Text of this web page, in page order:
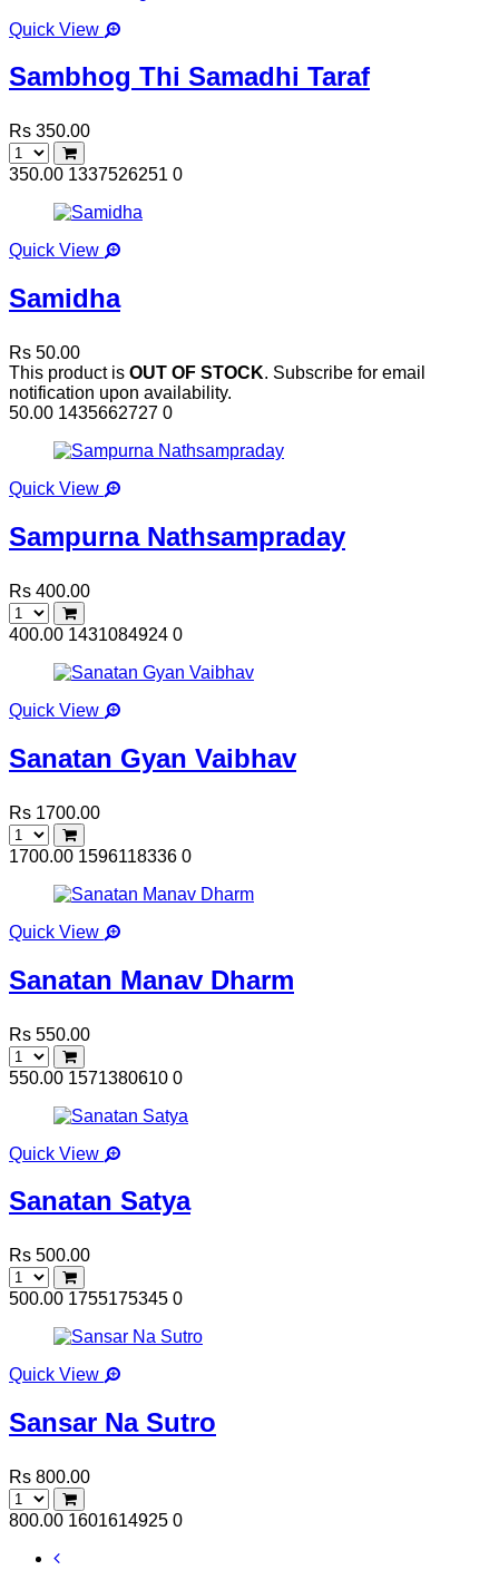
Quick View
Sambhog Thi Samadhi Taraf
Rs 350.00
350.00 1337526251 0
Quick View
Samidha
Rs 50.00
This product is OUT OF STOCK. Subscribe for email
notification upon availability.
50.00 1435662727 0
Quick View
Sampurna Nathsampraday
Rs 400.00
400.00 1431084924 0
Quick View
Sanatan Gyan Vaibhav
Rs 1700.00
1700.00 1596118336 0
Quick View
Sanatan Manav Dharm
Rs 550.00
550.00 1571380610 0
Quick View
Sanatan Satya
Rs 500.00
500.00 1755175345 0
Quick View
Sansar Na Sutro
Rs 800.00
800.00 1601614925 0